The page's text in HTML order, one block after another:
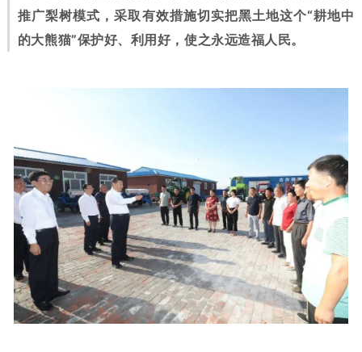
推广梨树模式，采取有效措施切实把黑土地这个“耕地中
的大熊猫”保护好、利用好，使之永远造福人民。